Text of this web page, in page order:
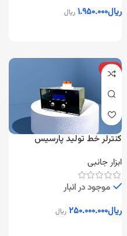
ریال۱.۹۵۰.۰۰۰ ریال
ویژه
کنترلر خط تولید پارسیس
ابزار جانبی
موجود در انبار
ریال۲۵۰.۰۰۰.۰۰۰ ریال